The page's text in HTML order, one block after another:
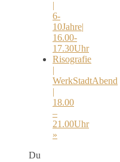
|
6-
10Jahre|
16.00-
17.30Uhr
Risografie
|
WerkStadtAbend
|
18.00
–
21.00Uhr
»
Du